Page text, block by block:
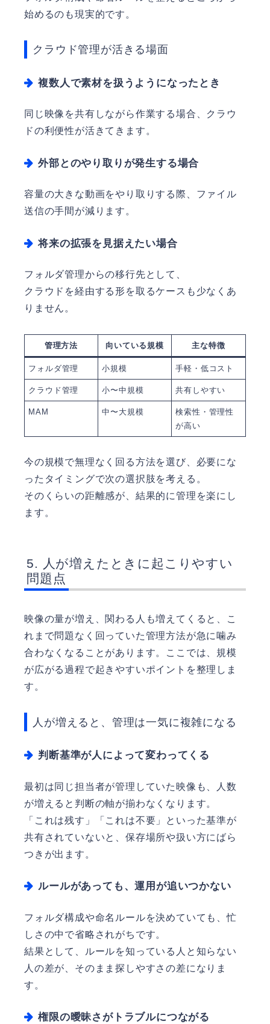
始めるのも現実的です。
クラウド管理が活きる場面
複数人で素材を扱うようになったとき
同じ映像を共有しながら作業する場合、クラウ
ドの利便性が活きてきます。
外部とのやり取りが発生する場合
容量の大きな動画をやり取りする際、ファイル
送信の手間が減ります。
将来の拡張を見据えたい場合
フォルダ管理からの移行先として、
クラウドを経由する形を取るケースも少なくあ
りません。
管理方法 向いている規模 主な特徴
フォルダ管理 小規模 手軽・低コスト
クラウド管理 小〜中規模 共有しやすい
MAM 中〜大規模
検索性・管理性
が高い
今の規模で無理なく回る方法を選び、必要にな
ったタイミングで次の選択肢を考える。
そのくらいの距離感が、結果的に管理を楽にし
ます。
人が増えたときに起こりやすい
問題点
映像の量が増え、関わる人も増えてくると、こ
れまで問題なく回っていた管理方法が急に噛み
合わなくなることがあります。ここでは、規模
が広がる過程で起きやすいポイントを整理しま
す。
人が増えると、管理は一気に複雑になる
判断基準が人によって変わってくる
最初は同じ担当者が管理していた映像も、人数
が増えると判断の軸が揃わなくなります。
「これは残す」「これは不要」といった基準が
共有されていないと、保存場所や扱い方にばら
つきが出ます。
ルールがあっても、運用が追いつかない
フォルダ構成や命名ルールを決めていても、忙
しさの中で省略されがちです。
結果として、ルールを知っている人と知らない
人の差が、そのまま探しやすさの差になりま
す。
権限の曖昧さがトラブルにつながる